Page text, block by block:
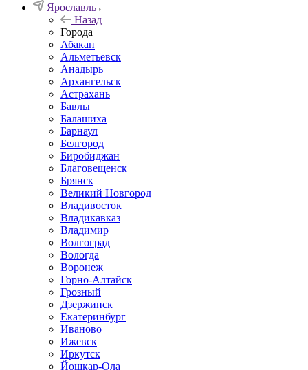
Ярославль
Назад
Города
Абакан
Альметьевск
Анадырь
Архангельск
Астрахань
Бавлы
Балашиха
Барнаул
Белгород
Биробиджан
Благовещенск
Брянск
Великий Новгород
Владивосток
Владикавказ
Владимир
Волгоград
Вологда
Воронеж
Горно-Алтайск
Грозный
Дзержинск
Екатеринбург
Иваново
Ижевск
Иркутск
Йошкар-Ола